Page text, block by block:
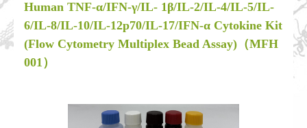
Human TNF-α/IFN-γ/IL- 1β/IL-2/IL-4/IL-5/IL-
6/IL-8/IL-10/IL-12p70/IL-17/IFN-α Cytokine Kit
(Flow Cytometry Multiplex Bead Assay) （MFH
001）